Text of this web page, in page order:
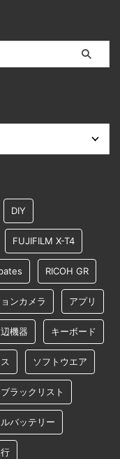
DIY
FUJIFILM X-T4
RICOH GR
ンカメラ アプリ
機器 キーボード
ソフトウエア
ブラックリスト
バッテリー